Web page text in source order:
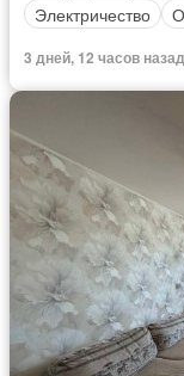
Электричество
3 дней, 12 часов назад